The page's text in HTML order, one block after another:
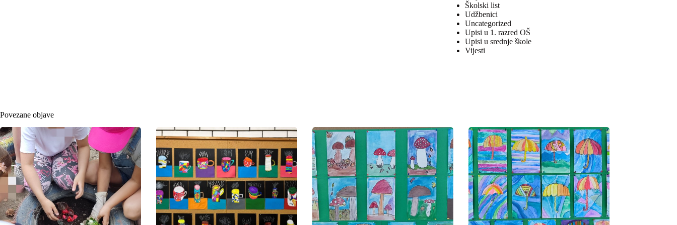
Školski list
Udžbenici
Uncategorized
Upisi u 1. razred OŠ
Upisi u srednje škole
Vijesti
Povezane objave